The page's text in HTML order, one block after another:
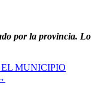
por la provincia. Lo
EL MUNICIPIO